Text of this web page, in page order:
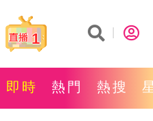
1
即時 熱門 熱搜